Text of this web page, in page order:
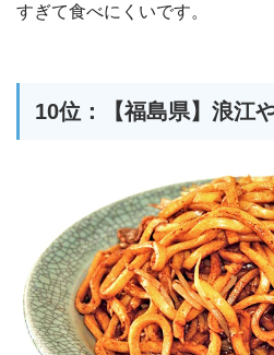
すぎて食べにくいです。
10位：【福島県】浪江